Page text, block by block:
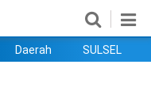
Daerah SULSEL